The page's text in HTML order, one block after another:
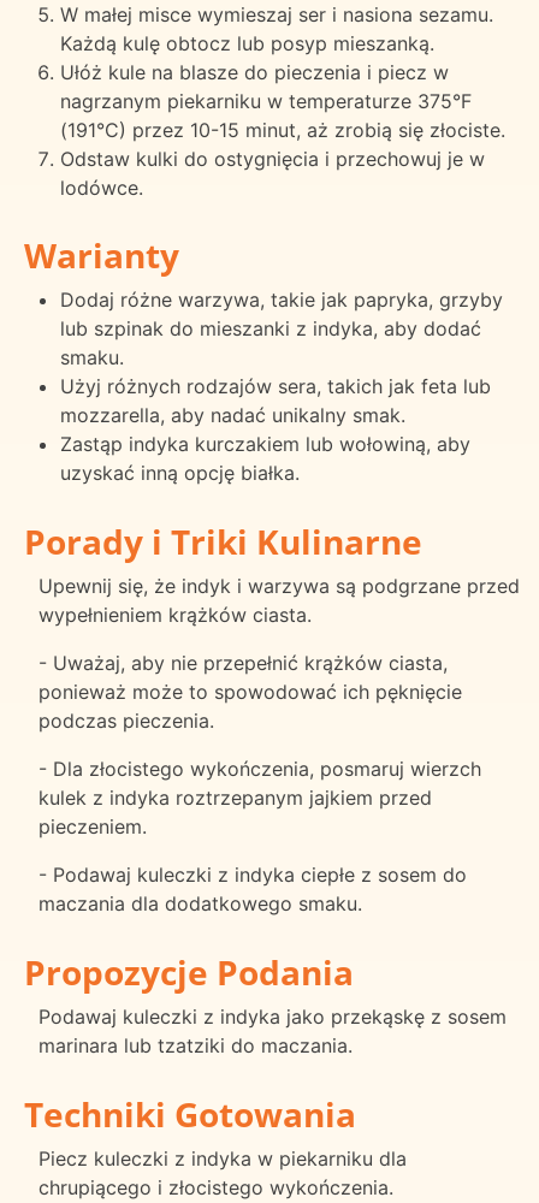
W małej misce wymieszaj ser i nasiona sezamu.
Każdą kulę obtocz lub posyp mieszanką.
Ułóż kule na blasze do pieczenia i piecz w
nagrzanym piekarniku w temperaturze 375°F
(191°C) przez 10-15 minut, aż zrobią się złociste.
Odstaw kulki do ostygnięcia i przechowuj je w
lodówce.
Warianty
Dodaj różne warzywa, takie jak papryka, grzyby
lub szpinak do mieszanki z indyka, aby dodać
smaku.
Użyj różnych rodzajów sera, takich jak feta lub
mozzarella, aby nadać unikalny smak.
Zastąp indyka kurczakiem lub wołowiną, aby
uzyskać inną opcję białka.
Porady i Triki Kulinarne
Upewnij się, że indyk i warzywa są podgrzane przed
wypełnieniem krążków ciasta.
- Uważaj, aby nie przepełnić krążków ciasta,
ponieważ może to spowodować ich pęknięcie
podczas pieczenia.
- Dla złocistego wykończenia, posmaruj wierzch
kulek z indyka roztrzepanym jajkiem przed
pieczeniem.
- Podawaj kuleczki z indyka ciepłe z sosem do
maczania dla dodatkowego smaku.
Propozycje Podania
Podawaj kuleczki z indyka jako przekąskę z sosem
marinara lub tzatziki do maczania.
Techniki Gotowania
Piecz kuleczki z indyka w piekarniku dla
chrupiącego i złocistego wykończenia.